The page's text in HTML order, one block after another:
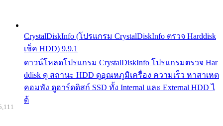
CrystalDiskInfo (โปรแกรม CrystalDiskInfo ตรวจ Harddisk
เช็ค HDD) 9.9.1
ดาวน์โหลดโปรแกรม CrystalDiskInfo โปรแกรมตรวจ Har
ddisk ดู สถานะ HDD ดูอุณหภูมิเครื่อง ความเร็ว หาสาเหต
คอมพัง ดูฮาร์ดดิสก์ SSD ทั้ง Internal และ External HDD ไ
ด้